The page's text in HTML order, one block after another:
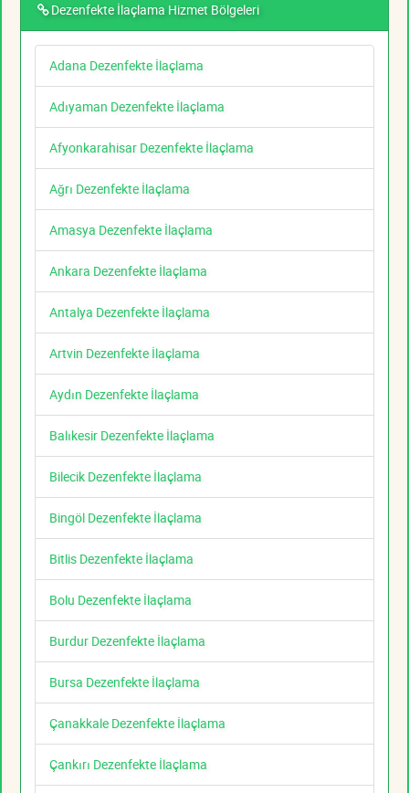
Dezenfekte İlaçlama Hizmet Bölgeleri
Adana Dezenfekte İlaçlama
Adıyaman Dezenfekte İlaçlama
Afyonkarahisar Dezenfekte İlaçlama
Ağrı Dezenfekte İlaçlama
Amasya Dezenfekte İlaçlama
Ankara Dezenfekte İlaçlama
Antalya Dezenfekte İlaçlama
Artvin Dezenfekte İlaçlama
Aydın Dezenfekte İlaçlama
Balıkesir Dezenfekte İlaçlama
Bilecik Dezenfekte İlaçlama
Bingöl Dezenfekte İlaçlama
Bitlis Dezenfekte İlaçlama
Bolu Dezenfekte İlaçlama
Burdur Dezenfekte İlaçlama
Bursa Dezenfekte İlaçlama
Çanakkale Dezenfekte İlaçlama
Çankırı Dezenfekte İlaçlama